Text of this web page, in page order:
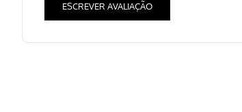
ESCREVER AVALIAÇÃO